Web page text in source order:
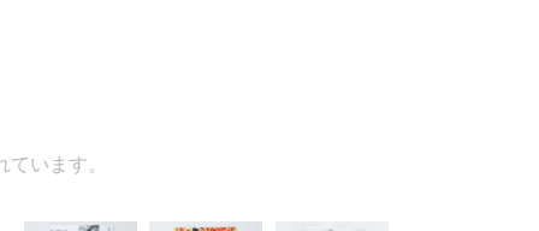
います。